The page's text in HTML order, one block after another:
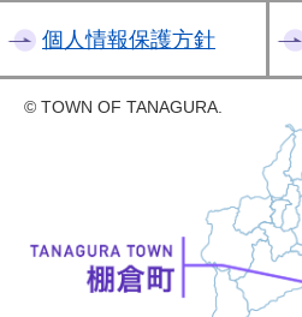
個人情報保護方針
© TOWN OF TANAGURA.